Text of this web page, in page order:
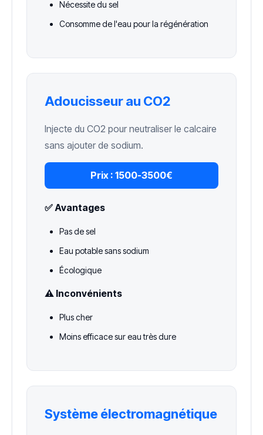
Nécessite du sel
Consomme de l'eau pour la régénération
Adoucisseur au CO2
Injecte du CO2 pour neutraliser le calcaire
sans ajouter de sodium.
Prix : 1500-3500€
✅ Avantages
Pas de sel
Eau potable sans sodium
Écologique
⚠️ Inconvénients
Plus cher
Moins efficace sur eau très dure
Système électromagnétique